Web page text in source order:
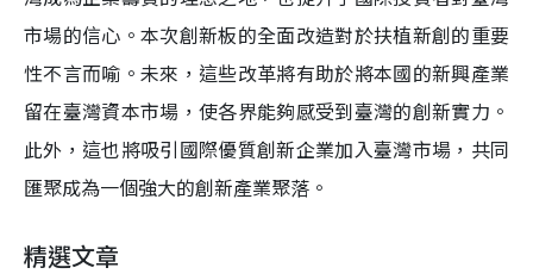
市場的信心。本次創新板的全面改造對於扶植新創的重要
性不言而喻。未來，這些改革將有助於將本國的新興產業
留在臺灣資本市場，使各界能夠感受到臺灣的創新實力。
此外，這也將吸引國際優質創新企業加入臺灣市場，共同
匯聚成為一個強大的創新產業聚落。
精選文章